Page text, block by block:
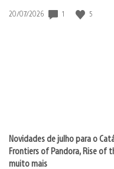
Data
20/07/2026 1 5
Novidades de julho para o
Frontiers of Pandora, Rise of
muito mais